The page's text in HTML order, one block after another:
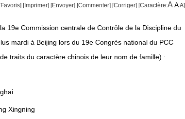
[Favoris] [Imprimer] [Envoyer] [Commenter] [Corriger] [Caractère:A AA]
19e Commission centrale de Contrôle de la Discipline du
mardi à Beijing lors du 19e Congrès national du PCC
traits du caractère chinois de leur nom de famille) :
Xingning